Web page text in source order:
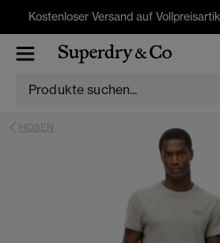
Kostenloser Versand auf
HOSEN